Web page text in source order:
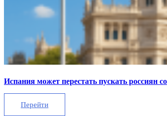
Испания может перестать пускать россиян
Перейти